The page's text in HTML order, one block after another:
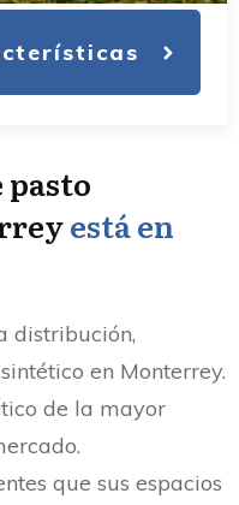
pasto
está en
distribución,
en Monterrey.
de la mayor
que sus espacios